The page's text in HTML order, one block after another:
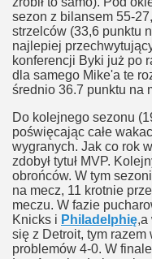
sezon z bilansem 55-
strzelców (33,6 punktu
najlepiej
konferencji Byki już po
dla samego Mike'a te
średnio 36.7 punktu na
Do kolejnego sezonu
poświęcając całe
wygranych. Jak co rok
zdobył tytuł MVP.
obrońców. W tym
na mecz, 11 krotnie
meczu. W fazie
Knicks i Philadelphię,a
się z Detroit, tym
problemów 4-0. W